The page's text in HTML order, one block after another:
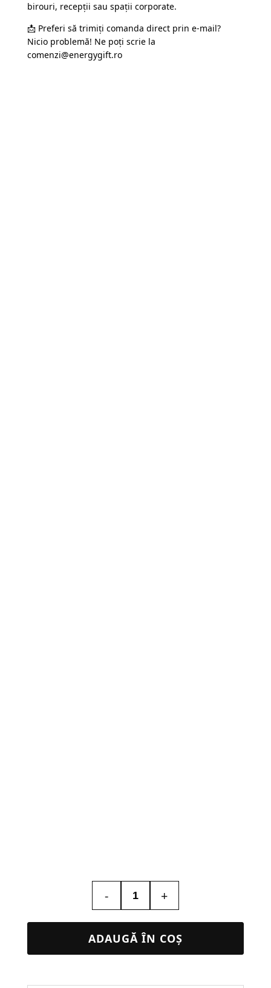
birouri, recepții sau spații corporate.
📩 Preferi să trimiți comanda direct prin e-mail?
Nicio problemă! Ne poți scrie la
comenzi@energygift.ro
-
Cantitate
Calendar
de
Birou
Simplu
+
ADAUGĂ ÎN COȘ